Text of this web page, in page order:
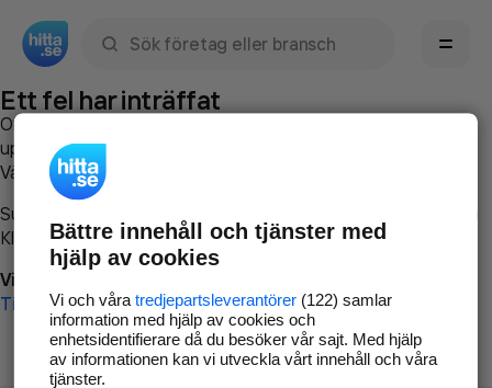
Ett fel har inträffat
Om du vill kan du
uppstod så att vi lättare och snabbare kan avhjälpa det.
Vänligen försök med följande:
Surfa till
Klicka påTillbaka-knappen i webbläsaren och försök igen
Vi beklagar besväret!
Till startsidan
Bättre innehåll och tjänster med
hjälp av cookies
Vi och våra tredjepartsleverantörer(122) samlar
information med hjälp av cookies och
enhetsidentifierare då du besöker vår sajt. Med hjälp
av informationen kan vi utveckla vårt innehåll och våra
tjänster.